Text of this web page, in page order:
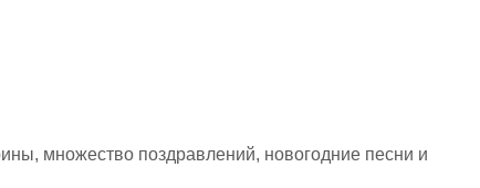
множество поздравлений, новогодние песни и